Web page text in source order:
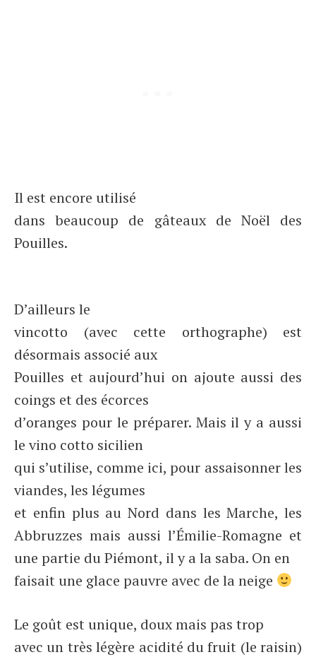
Il est encore utilisé
dans beaucoup de gâteaux de Noël des
Pouilles.
D’ailleurs le
vincotto (avec cette orthographe) est
désormais associé aux
Pouilles et aujourd’hui on ajoute aussi des
coings et des écorces
d’oranges pour le préparer. Mais il y a aussi
le vino cotto sicilien
qui s’utilise, comme ici, pour assaisonner les
viandes, les légumes
et enfin plus au Nord dans les Marche, les
Abbruzzes mais aussi l’Émilie-Romagne et
une partie du Piémont, il y a la saba. On en
faisait une glace pauvre avec de la neige
Le goût est unique, doux mais pas trop
avec un très légère acidité du fruit (le raisin)